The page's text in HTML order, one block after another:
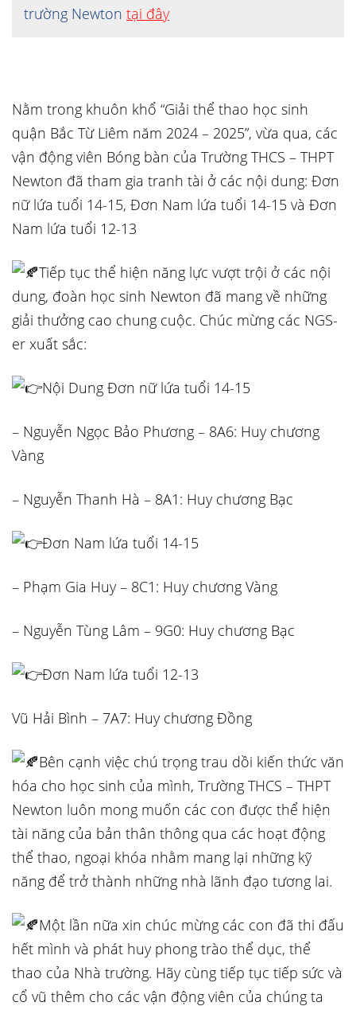
trường Newton tại đây
Nằm trong khuôn khổ “Giải thể thao học sinh
quận Bắc Từ Liêm năm 2024 – 2025”, vừa qua, các
vận động viên Bóng bàn của Trường THCS – THPT
Newton đã tham gia tranh tài ở các nội dung: Đơn
nữ lứa tuổi 14-15, Đơn Nam lứa tuổi 14-15 và Đơn
Nam lứa tuổi 12-13
Tiếp tục thể hiện năng lực vượt trội ở các nội
dung, đoàn học sinh Newton đã mang về những
giải thưởng cao chung cuộc. Chúc mừng các NGS-
er xuất sắc:
Nội Dung Đơn nữ lứa tuổi 14-15
– Nguyễn Ngọc Bảo Phương – 8A6: Huy chương
Vàng
– Nguyễn Thanh Hà – 8A1: Huy chương Bạc
Đơn Nam lứa tuổi 14-15
– Phạm Gia Huy – 8C1: Huy chương Vàng
– Nguyễn Tùng Lâm – 9G0: Huy chương Bạc
Đơn Nam lứa tuổi 12-13
Vũ Hải Bình – 7A7: Huy chương Đồng
Bên cạnh việc chú trọng trau dồi kiến thức văn
hóa cho học sinh của mình, Trường THCS – THPT
Newton luôn mong muốn các con được thể hiện
tài năng của bản thân thông qua các hoạt động
thể thao, ngoại khóa nhằm mang lại những kỹ
năng để trở thành những nhà lãnh đạo tương lai.
Một lần nữa xin chúc mừng các con đã thi đấu
hết mình và phát huy phong trào thể dục, thể
thao của Nhà trường. Hãy cùng tiếp tục tiếp sức và
cổ vũ thêm cho các vận động viên của chúng ta